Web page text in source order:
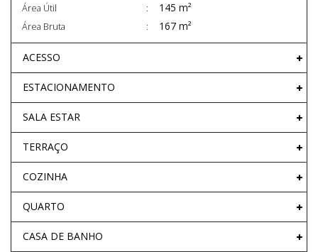
Área Útil 145 m²
Área Bruta 167 m²
ACESSO
ESTACIONAMENTO
SALA ESTAR
TERRAÇO
COZINHA
QUARTO
CASA DE BANHO